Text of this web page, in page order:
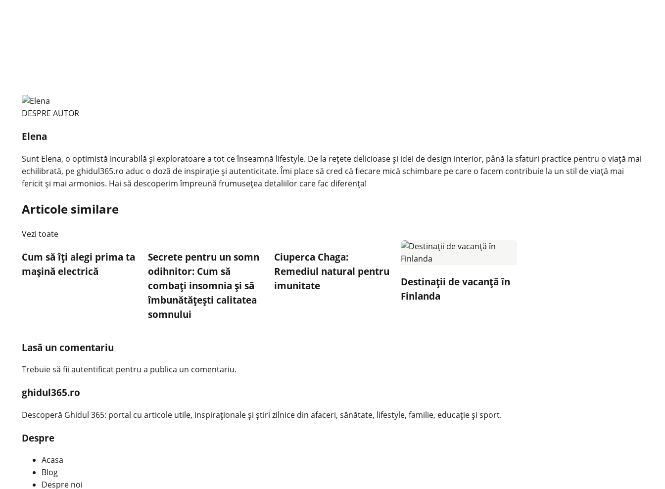
DESPRE AUTOR
Elena
Sunt Elena, o optimistă incurabilă și exploratoare a tot ce înseamnă lifestyle. De la rețete delicioase și idei de design interior, până la sfaturi practice pentru o viață mai
echilibrată, pe ghidul365.ro aduc o doză de inspirație și autenticitate. Îmi place să cred că fiecare mică schimbare pe care o facem contribuie la un stil de viață mai
fericit și mai armonios. Hai să descoperim împreună frumusețea detaliilor care fac diferența!
Articole similare
Vezi toate
Cum să îți alegi prima ta
mașină electrică
Secrete pentru un somn
odihnitor: Cum să
combați insomnia și să
îmbunătățești calitatea
somnului
Ciuperca Chaga:
Remediul natural pentru
imunitate
Destinații de vacanță în
Finlanda
Lasă un comentariu
Trebuie să fii autentificat pentru a publica un comentariu.
ghidul365.ro
Descoperă Ghidul 365: portal cu articole utile, inspiraționale și știri zilnice din afaceri, sănătate, lifestyle, familie, educație și sport.
Despre
Acasa
Blog
Despre noi